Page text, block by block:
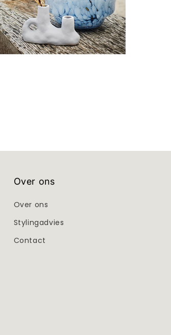
Over ons
Over ons
Stylingadvies
Contact